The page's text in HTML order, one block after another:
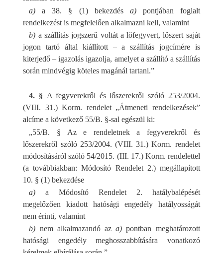
a) a 38. § (1) bekezdés a)pontjában foglalt
rendelkezést is megfelelően alkalmazni kell, valamint
b) a szállítás jogszerű voltát a lőfegyvert, lőszert saját
jogon tartó által kiállított – a szállítás jogcímére is
kiterjedő – igazolás igazolja, amelyet a szállító a szállítás
során mindvégig köteles magánál tartani.”
4. § A fegyverekről és lőszerekről szóló 253/2004.
(VIII. 31.) Korm. rendelet „Átmeneti rendelkezések”
alcíme a következő 55/B. §-sal egészül ki:
„55/B. § Az e rendeletnek a fegyverekről és
lőszerekről szóló 253/2004. (VIII. 31.) Korm. rendelet
módosításáról szóló 54/2015. (III. 17.) Korm. rendelettel
(a továbbiakban: Módosító Rendelet 2.) megállapított
10. § (1) bekezdése
a) a Módosító Rendelet 2. hatálybalépését
megelőzően kiadott hatósági engedély hatályosságát
nem érinti, valamint
b) nem alkalmazandó aza) pontban meghatározott
hatósági engedély meghosszabbítására vonatkozó